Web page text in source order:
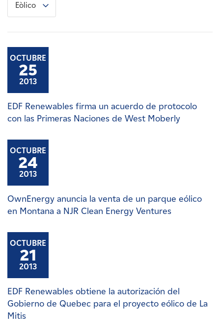
Contacte con
Eòlico
OCTUBRE
25
2013
EDF Renewables firma un acuerdo de protocolo
con las Primeras Naciones de West Moberly
OCTUBRE
24
2013
OwnEnergy anuncia la venta de un parque eólico
en Montana a NJR Clean Energy Ventures
OCTUBRE
21
2013
EDF Renewables obtiene la autorización del
Gobierno de Quebec para el proyecto eólico de La
Mitis